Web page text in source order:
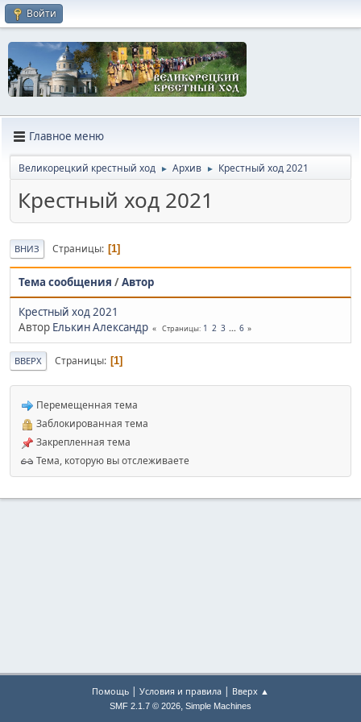
Войти
Главное меню
Великорецкий крестный ход ► Архив ► Крестный ход 2021
Крестный ход 2021
ВНИЗ Страницы 1
Тема сообщения /Автор
Крестный ход 2021
Автор Елькин Александр Страницы 1 2 3 ... 6
ВВЕРХ Страницы 1
Перемещенная тема
Заблокированная тема
Закрепленная тема
Тема, которую вы отслеживаете
Помощь | Условия и правила | Вверх ▲
SMF 2.1.7 © 2026, Simple Machines